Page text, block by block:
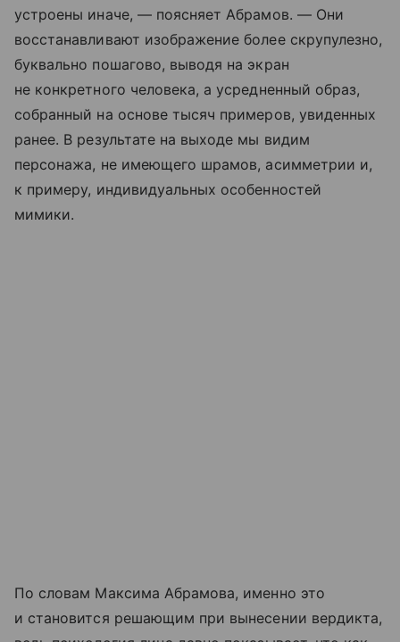
устроены иначе, — поясняет Абрамов. — Они
восстанавливают изображение более скрупулезно,
буквально пошагово, выводя на экран
не конкретного человека, а усредненный образ,
собранный на основе тысяч примеров, увиденных
ранее. В результате на выходе мы видим
персонажа, не имеющего шрамов, асимметрии и,
к примеру, индивидуальных особенностей
мимики.
По словам Максима Абрамова, именно это
и становится решающим при вынесении вердикта,